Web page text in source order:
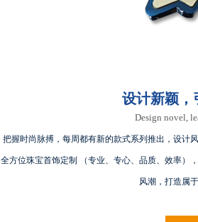
设计新颖，
Design novel,
把握时尚脉搏，每周都有新的款式系列推出，设计
全方位珠宝首饰定制 （专业、专心、品质、效率）
风潮，打造属